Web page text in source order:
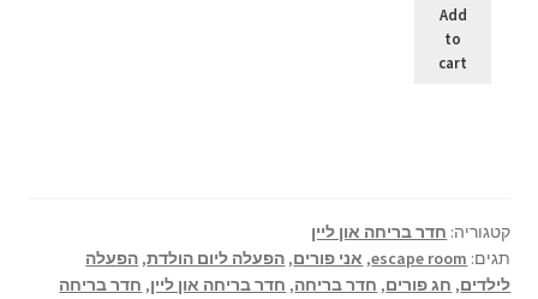
Add
to
cart
קטגוריה: חדר בריחה און ליין
תגים: escape room
, אני פורים, הפעלה ליום הולדת, הפעלה
לילדים, חג פורים, חדר בריחה, חדר בריחה און ליין, חדר בריחה